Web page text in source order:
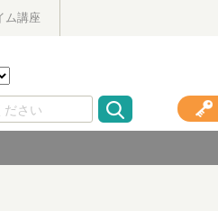
ム講座